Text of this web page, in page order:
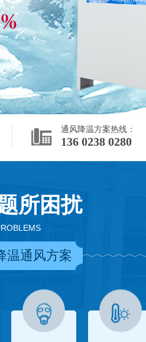
通风降温方案热线：
136 0238 0280
所困扰
温通风方案